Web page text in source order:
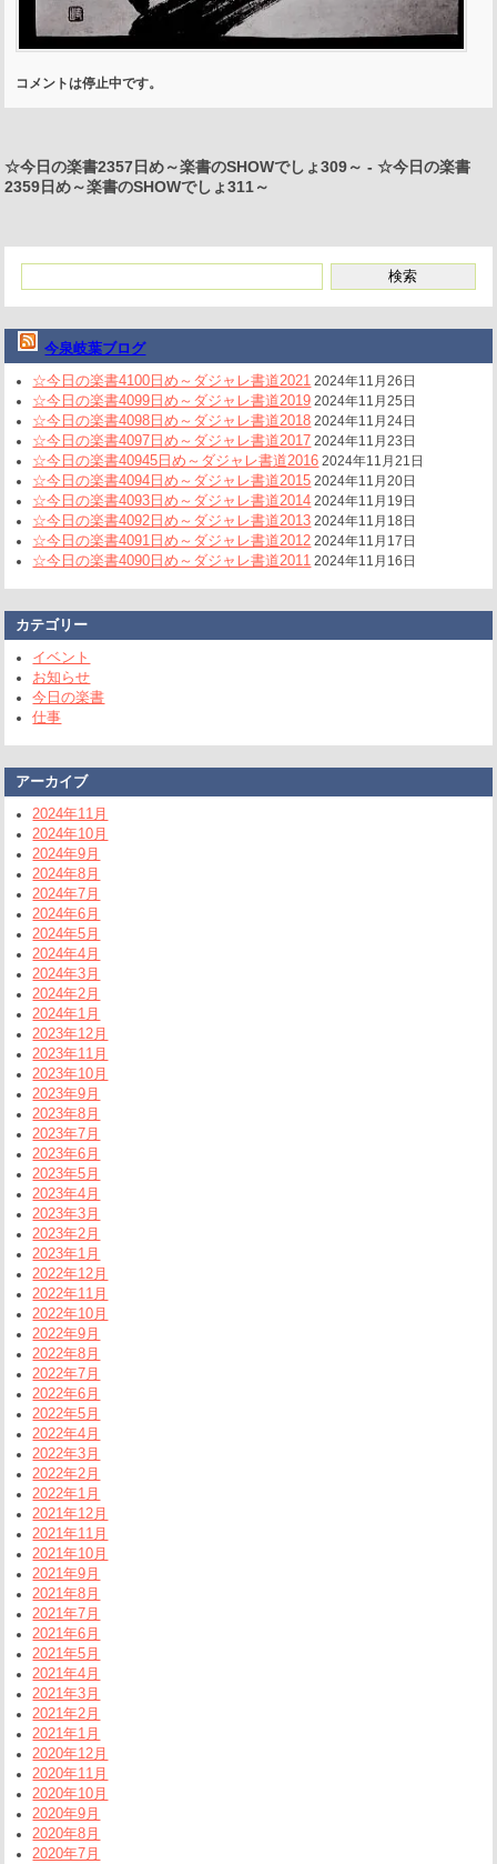
コメントは停止中です。
☆今日の楽書2357日め～楽書のSHOWでしょ309～ -☆今日の楽書
2359日め～楽書のSHOWでしょ311～
今泉岐葉ブログ
☆今日の楽書4100日め～ダジャレ書道2021 2024年11月26日
☆今日の楽書4099日め～ダジャレ書道2019 2024年11月25日
☆今日の楽書4098日め～ダジャレ書道2018 2024年11月24日
☆今日の楽書4097日め～ダジャレ書道2017 2024年11月23日
☆今日の楽書40945日め～ダジャレ書道2016 2024年11月21日
☆今日の楽書4094日め～ダジャレ書道2015 2024年11月20日
☆今日の楽書4093日め～ダジャレ書道2014 2024年11月19日
☆今日の楽書4092日め～ダジャレ書道2013 2024年11月18日
☆今日の楽書4091日め～ダジャレ書道2012 2024年11月17日
☆今日の楽書4090日め～ダジャレ書道2011 2024年11月16日
カテゴリー
イベント
お知らせ
今日の楽書
仕事
アーカイブ
2024年11月
2024年10月
2024年9月
2024年8月
2024年7月
2024年6月
2024年5月
2024年4月
2024年3月
2024年2月
2024年1月
2023年12月
2023年11月
2023年10月
2023年9月
2023年8月
2023年7月
2023年6月
2023年5月
2023年4月
2023年3月
2023年2月
2023年1月
2022年12月
2022年11月
2022年10月
2022年9月
2022年8月
2022年7月
2022年6月
2022年5月
2022年4月
2022年3月
2022年2月
2022年1月
2021年12月
2021年11月
2021年10月
2021年9月
2021年8月
2021年7月
2021年6月
2021年5月
2021年4月
2021年3月
2021年2月
2021年1月
2020年12月
2020年11月
2020年10月
2020年9月
2020年8月
2020年7月